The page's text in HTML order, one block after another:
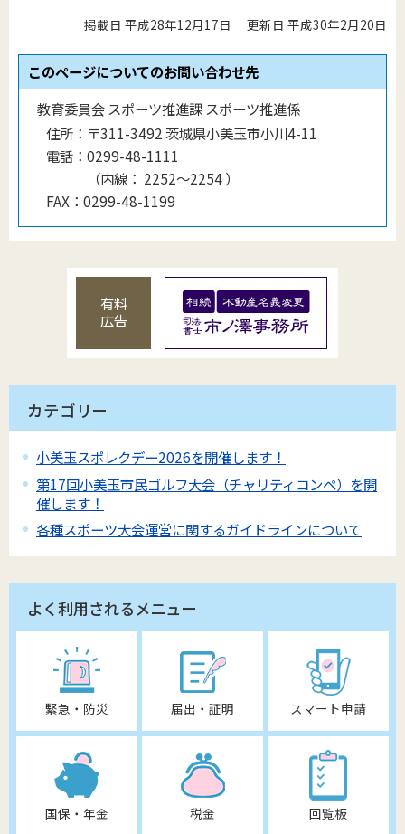
掲載日 平成28年12月17日 更新日 平成30年2月20日
このページについてのお問い合わせ先
教育委員会 スポーツ推進課 スポーツ推進係
住所： 〒311-3492 茨城県小美玉市小川4-11
電話： 0299-48-1111
（内線 ： 2252～2254）
FAX： 0299-48-1199
有料
広告
カテゴリー
小美玉スポレクデー2026を開催します！
第17回小美玉市民ゴルフ大会（チャリティコンペ）を開
催します！
各種スポーツ大会運営に関するガイドラインについて
よく利用されるメニュー
緊急・防災 届出・証明 スマート申請
国保・年金 税金 回覧板